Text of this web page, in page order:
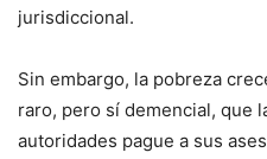
jurisdiccional.
Sin embargo, la pobreza
raro, pero sí demencial, que
autoridades pague a sus